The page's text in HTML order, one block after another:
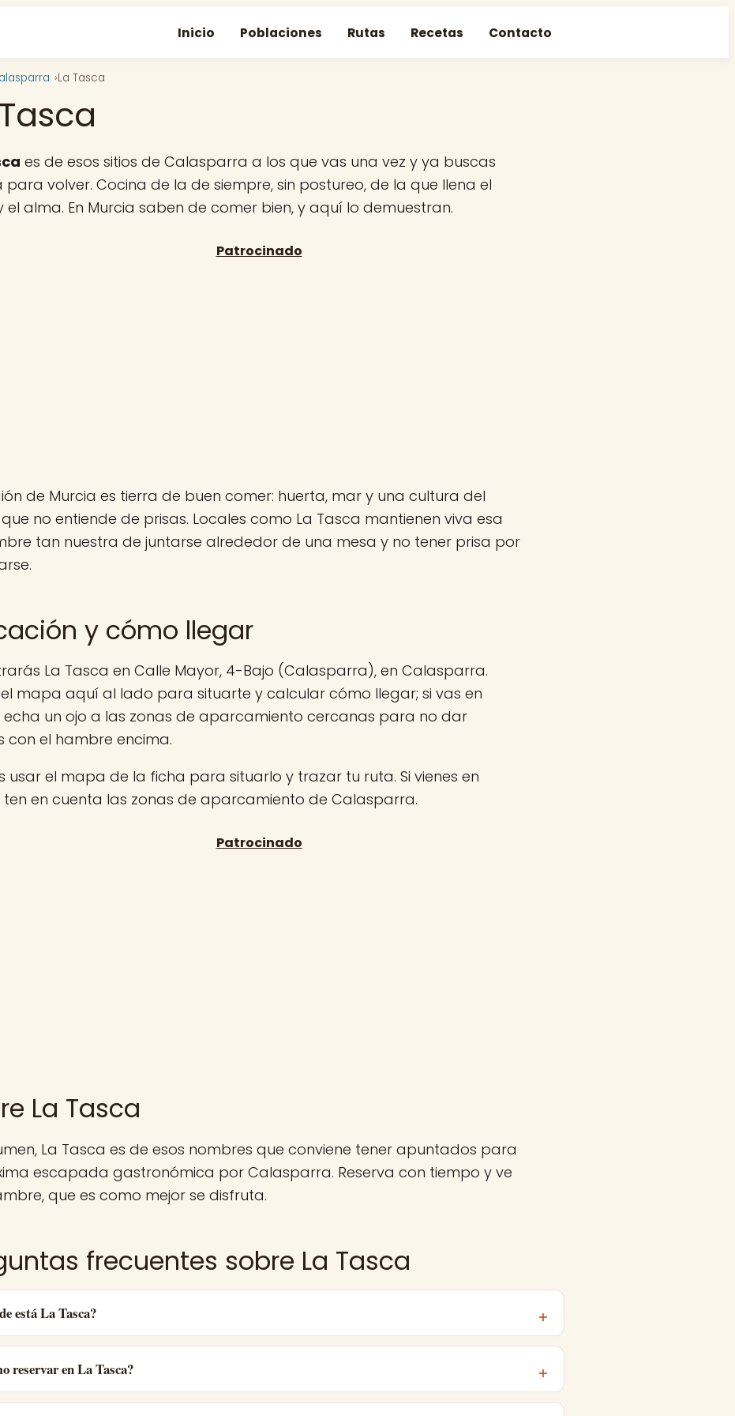
Inicio Poblaciones Rutas Recetas Contacto
La Tasca
es de esos sitios de Calasparra a los que vas una vez y ya buscas
para volver. Cocina de la de siempre, sin postureo, de la que llena el
el alma. En Murcia saben de comer bien, y aquí lo demuestran.
de Murcia es tierra de buen comer: huerta, mar y una cultura del
no entiende de prisas. Locales como La Tasca mantienen viva esa
tan nuestra de juntarse alrededor de una mesa y no tener prisa por
y cómo llegar
La Tasca en Calle Mayor, 4-Bajo (Calasparra), en Calasparra.
el mapa aquí al lado para situarte y calcular cómo llegar; si vas en
echa un ojo a las zonas de aparcamiento cercanas para no dar
con el hambre encima.
usar el mapa de la ficha para situarlo y trazar tu ruta. Si vienes en
ten en cuenta las zonas de aparcamiento de Calasparra.
La Tasca
La Tasca es de esos nombres que conviene tener apuntados para
escapada gastronómica por Calasparra. Reserva con tiempo y ve
que es como mejor se disfruta.
frecuentes sobre La Tasca
está La Tasca?
reservar en La Tasca?